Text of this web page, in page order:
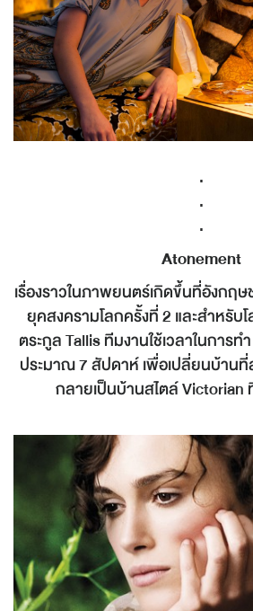
.
.
.
Atonement
เรื่องราวในภาพยนตร์เกิดขึ้นที่อังกฤ
ยุคสงครามโลกครั้งที่ 2 และสำหรับ
ตระกูล Tallis ทีมงานใช้เวลาในการ
ประมาณ 7 สัปดาห์ เพื่อเปลี่ยนบ้านที่
กลายเป็นบ้านสไตล์ Victorian